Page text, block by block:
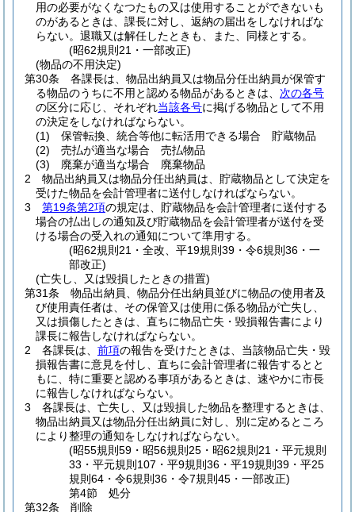
用の必要がなくなつたもの又は使用することができないも
のがあるときは、課長に対し、返納の届出をしなければな
らない。 退職又は解任したときも、また、同様とする。
(昭62規則21・一部改正)
(物品の不用決定)
第30条
各課長は、物品出納員又は物品分任出納員が保管す
る物品のうちに不用と認める物品があるときは、 次の各号
の区分に応じ、それぞれ当該各号に掲げる物品として不用
の決定をしなければならない。
(1)
保管転換、統合等他に転活用できる場合 貯蔵物品
(2)
売払が適当な場合 売払物品
(3)
廃棄が適当な場合 廃棄物品
2
物品出納員又は物品分任出納員は、貯蔵物品として決定を
受けた物品を会計管理者に送付しなければならない。
3
第19条第2項の規定は、貯蔵物品を会計管理者に送付する
場合の払出しの通知及び貯蔵物品を会計管理者が送付を受
ける場合の受入れの通知について準用する。
(昭62規則21・全改、平19規則39・令6規則36・一
部改正)
(亡失し、又は毀損したときの措置)
第31条
物品出納員、物品分任出納員並びに物品の使用者及
び使用責任者は、その保管又は使用に係る物品が亡失し、
又は損傷したときは、直ちに物品亡失・毀損報告書により
課長に報告しなければならない。
2
各課長は、 前項の報告を受けたときは、当該物品亡失・毀
損報告書に意見を付し、直ちに会計管理者に報告するとと
もに、特に重要と認める事項があるときは、速やかに市長
に報告しなければならない。
3
各課長は、亡失し、又は毀損した物品を整理するときは、
物品出納員又は物品分任出納員に対し、別に定めるところ
により整理の通知をしなければならない。
(昭55規則59・昭56規則25・昭62規則21・平元規則
33・平元規則107・平9規則36・平19規則39・平25
規則64・令6規則36・令7規則45・一部改正)
第4節
処分
第32条
削除